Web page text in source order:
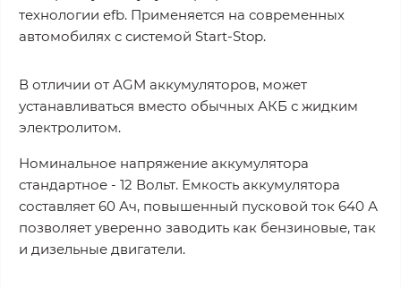
технологии efb. Применяется на современных
автомобилях с системой Start-Stop.
В отличии от AGM аккумуляторов, может
устанавливаться вместо обычных АКБ с жидким
электролитом.
Номинальное напряжение аккумулятора
стандартное - 12 Вольт. Емкость аккумулятора
составляет 60 Ач, повышенный пусковой ток 640 А
позволяет уверенно заводить как бензиновые, так
и дизельные двигатели.